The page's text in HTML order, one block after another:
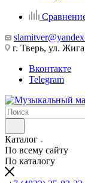
г. Тверь, ул.
Вконтакте
Telegram
Каталог
По всему сайту
По каталогу